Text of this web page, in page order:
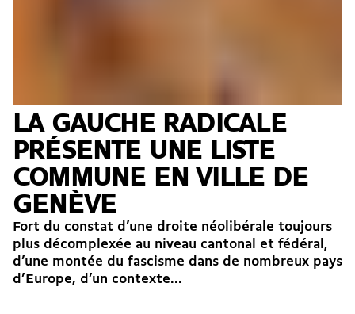
LA GAUCHE RADICALE
PRÉSENTE UNE LISTE
COMMUNE EN VILLE DE
GENÈVE
Fort du constat d’une droite néolibérale toujours
plus décomplexée au niveau cantonal et fédéral,
d’une montée du fascisme dans de nombreux pays
d’Europe, d’un contexte...